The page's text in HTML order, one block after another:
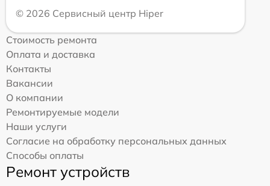
© 2026 Сервисный центр Hiper
Стоимость ремонта
Оплата и доставка
Контакты
Вакансии
О компании
Ремонтируемые модели
Наши услуги
Согласие на обработку персональных данных
Способы оплаты
Ремонт устройств